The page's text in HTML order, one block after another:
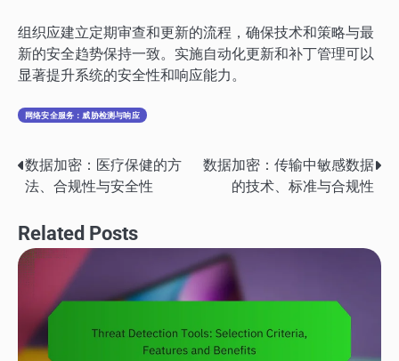
组织应建立定期审查和更新的流程，确保技术和策略与最
新的安全趋势保持一致。实施自动化更新和补丁管理可以
显著提升系统的安全性和响应能力。
网络安全服务：威胁检测与响应
Post
navigation
数据加密：医疗保健的方
法、合规性与安全性
数据加密：传输中敏感数据
的技术、标准与合规性
Related Posts